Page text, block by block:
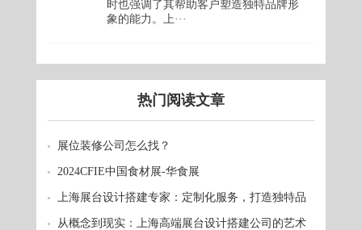
时也强调了其帮助客户塑造独特品牌形
象的能力。上···
热门阅读文章
展位装修公司怎么找？
2024CFIE中国食材展-华食展
上海展台设计搭建专家：定制化服务，打造独特品
牌形象
从概念到现实：上海高端展台设计搭建公司的艺术